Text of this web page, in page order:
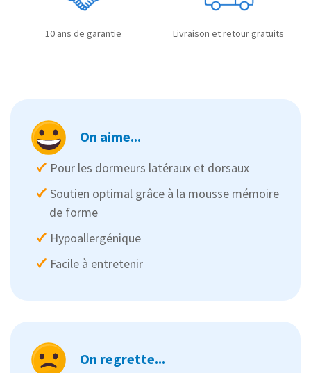
10 ans de garantie Livraison et retour gratuits
On aime...
Pour les dormeurs latéraux et dorsaux
Soutien optimal grâce à la mousse mémoire
de forme
Hypoallergénique
Facile à entretenir
On regrette...